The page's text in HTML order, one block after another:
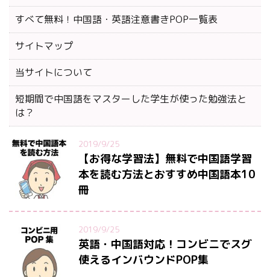
すべて無料！中国語・英語注意書きPOP一覧表
サイトマップ
当サイトについて
短期間で中国語をマスターした学生が使った勉強法と
は？
2019/9/25
【お得な学習法】無料で中国語学習
本を読む方法とおすすめ中国語本10
冊
2019/9/25
英語・中国語対応！コンビニでスグ
使えるインバウンドPOP集